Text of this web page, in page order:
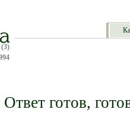
Ответ готов,